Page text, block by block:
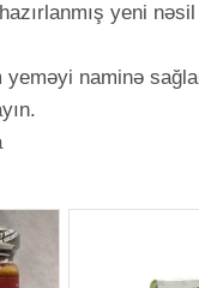
yeni
naminə